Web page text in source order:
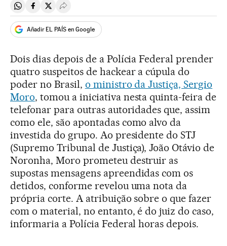
Compartir en Whatsapp
Compartir en Facebook
Compartir en Twitter
Desplegar Redes Sociales
Añadir EL PAÍS en Google
Dois dias depois de a Polícia Federal prender
quatro suspeitos de hackear a cúpula do
poder no Brasil, o ministro da Justiça, Sergio
Moro, tomou a iniciativa nesta quinta-feira de
telefonar para outras autoridades que, assim
como ele, são apontadas como alvo da
investida do grupo. Ao presidente do STJ
(Supremo Tribunal de Justiça), João Otávio de
Noronha, Moro prometeu destruir as
supostas mensagens apreendidas com os
detidos, conforme revelou uma nota da
própria corte. A atribuição sobre o que fazer
com o material, no entanto, é do juiz do caso,
informaria a Polícia Federal horas depois.